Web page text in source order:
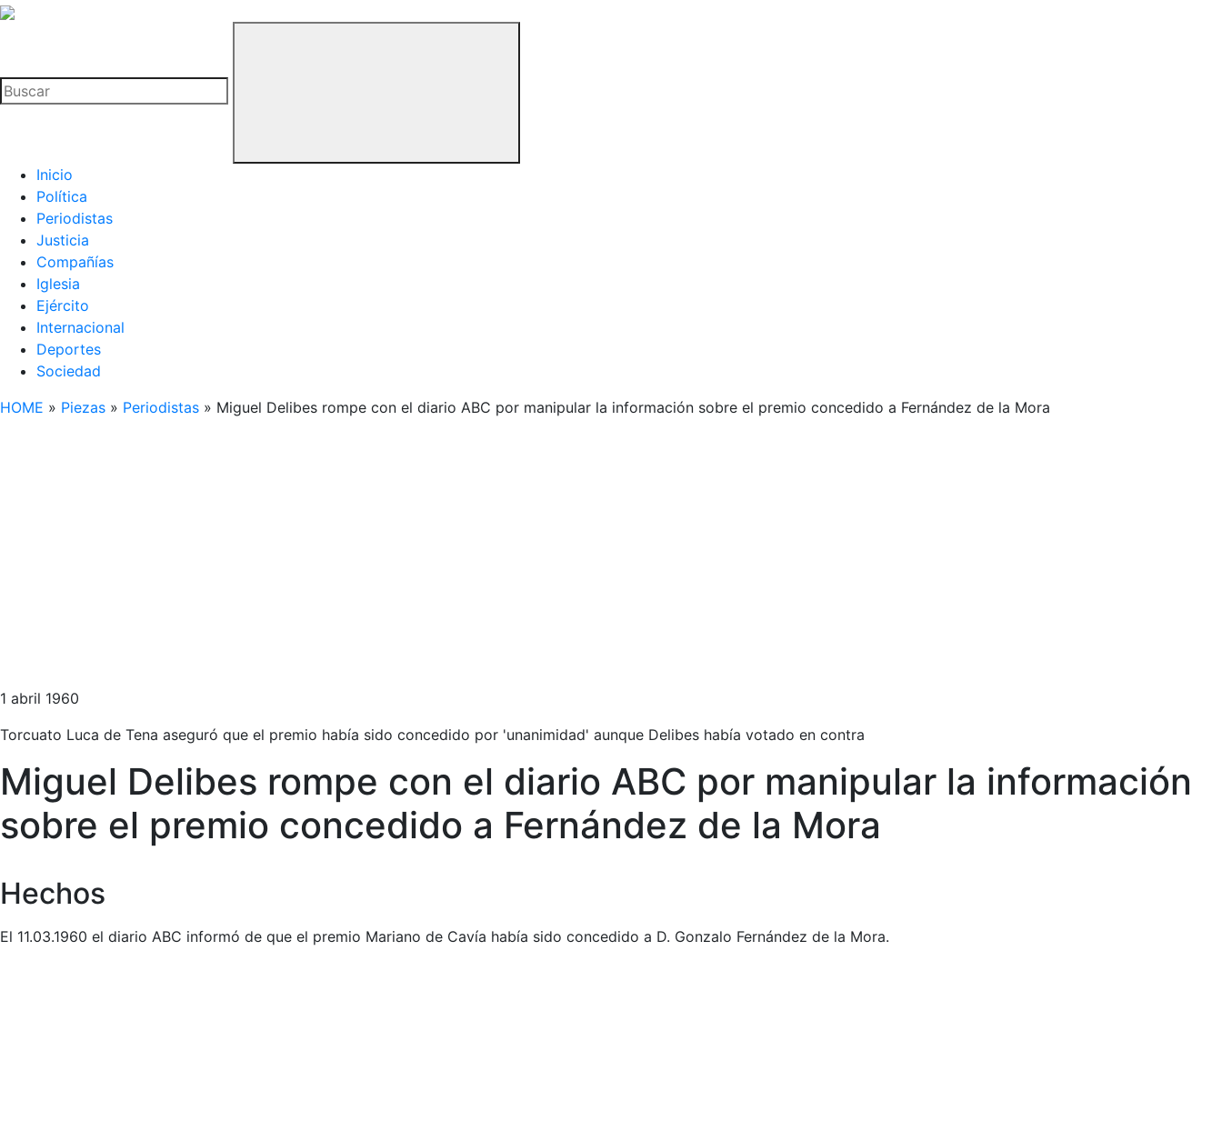
La
Buitre
Inicio
Política
Periodistas
Justicia
Compañías
Iglesia
Ejército
Internacional
Deportes
Sociedad
HOME » Piezas » Periodistas » Miguel Delibes rompe con el diario ABC por manipular la información sobre el premio concedido a Fernández de la Mora
1 abril 1960
Torcuato Luca de Tena aseguró que el premio había sido concedido por 'unanimidad' aunque Delibes había votado en contra
Miguel Delibes rompe con el diario ABC por manipular la información
sobre el premio concedido a Fernández de la Mora
Hechos
El 11.03.1960 el diario ABC informó de que el premio Mariano de Cavía había sido concedido a D. Gonzalo Fernández de la Mora.